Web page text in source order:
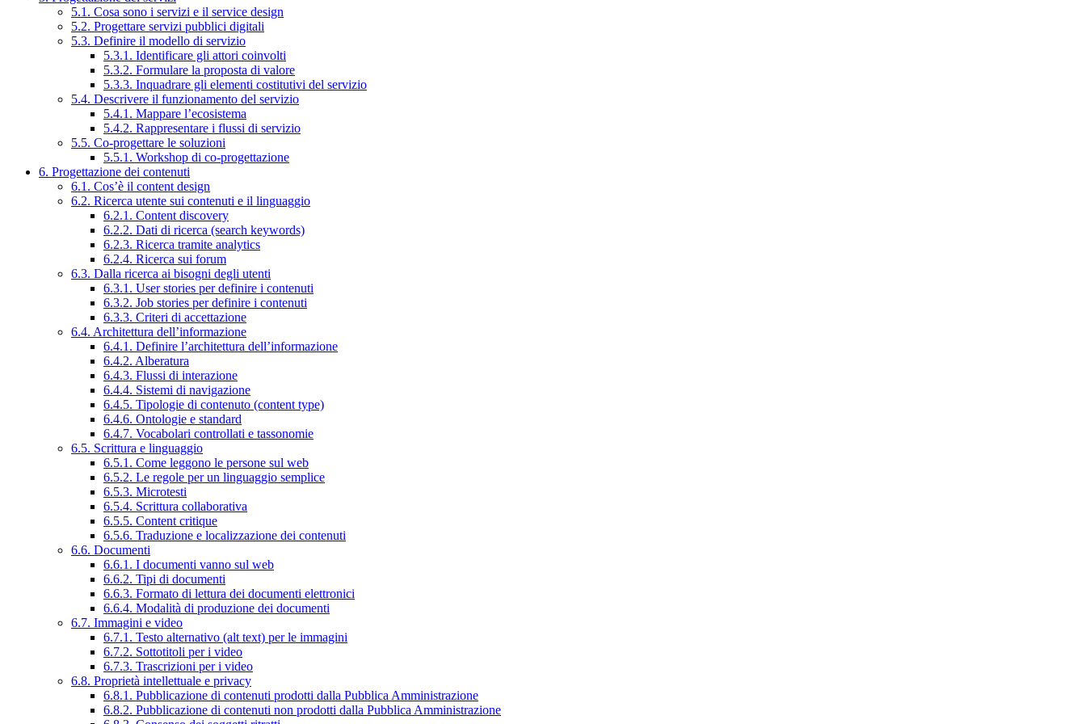
5.1. Cosa sono i servizi e il service design
5.2. Progettare servizi pubblici digitali
5.3. Definire il modello di servizio
5.3.1. Identificare gli attori coinvolti
5.3.2. Formulare la proposta di valore
5.3.3. Inquadrare gli elementi costitutivi del servizio
5.4. Descrivere il funzionamento del servizio
5.4.1. Mappare l’ecosistema
5.4.2. Rappresentare i flussi di servizio
5.5. Co-progettare le soluzioni
5.5.1. Workshop di co-progettazione
6. Progettazione dei contenuti
6.1. Cos’è il content design
6.2. Ricerca utente sui contenuti e il linguaggio
6.2.1. Content discovery
6.2.2. Dati di ricerca (search keywords)
6.2.3. Ricerca tramite analytics
6.2.4. Ricerca sui forum
6.3. Dalla ricerca ai bisogni degli utenti
6.3.1. User stories per definire i contenuti
6.3.2. Job stories per definire i contenuti
6.3.3. Criteri di accettazione
6.4. Architettura dell’informazione
6.4.1. Definire l’architettura dell’informazione
6.4.2. Alberatura
6.4.3. Flussi di interazione
6.4.4. Sistemi di navigazione
6.4.5. Tipologie di contenuto (content type)
6.4.6. Ontologie e standard
6.4.7. Vocabolari controllati e tassonomie
6.5. Scrittura e linguaggio
6.5.1. Come leggono le persone sul web
6.5.2. Le regole per un linguaggio semplice
6.5.3. Microtesti
6.5.4. Scrittura collaborativa
6.5.5. Content critique
6.5.6. Traduzione e localizzazione dei contenuti
6.6. Documenti
6.6.1. I documenti vanno sul web
6.6.2. Tipi di documenti
6.6.3. Formato di lettura dei documenti elettronici
6.6.4. Modalità di produzione dei documenti
6.7. Immagini e video
6.7.1. Testo alternativo (alt text) per le immagini
6.7.2. Sottotitoli per i video
6.7.3. Trascrizioni per i video
6.8. Proprietà intellettuale e privacy
6.8.1. Pubblicazione di contenuti prodotti dalla Pubblica Amministrazione
6.8.2. Pubblicazione di contenuti non prodotti dalla Pubblica Amministrazione